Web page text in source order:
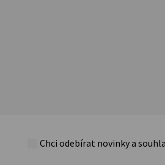
Chci odebírat novinky a